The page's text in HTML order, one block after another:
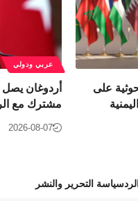
على
عربي ودولي
أردوغان
مشترك مع
2026-08-07
سياسة التحرير والنشر